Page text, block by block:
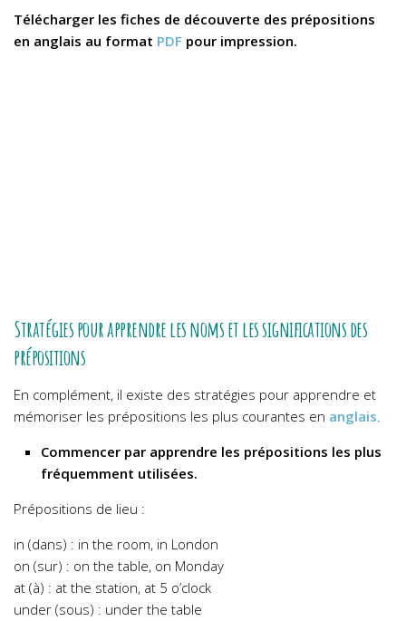
Télécharger les fiches de découverte des prépositions
en anglais au format PDF pour impression.
Stratégies pour apprendre les noms et les significations des
prépositions
En complément, il existe des stratégies pour apprendre et
mémoriser les prépositions les plus courantes en anglais.
Commencer par apprendre les prépositions les plus
fréquemment utilisées.
Prépositions de lieu :
in (dans) : in the room, in London
on (sur) : on the table, on Monday
at (à) : at the station, at 5 o’clock
under (sous) : under the table